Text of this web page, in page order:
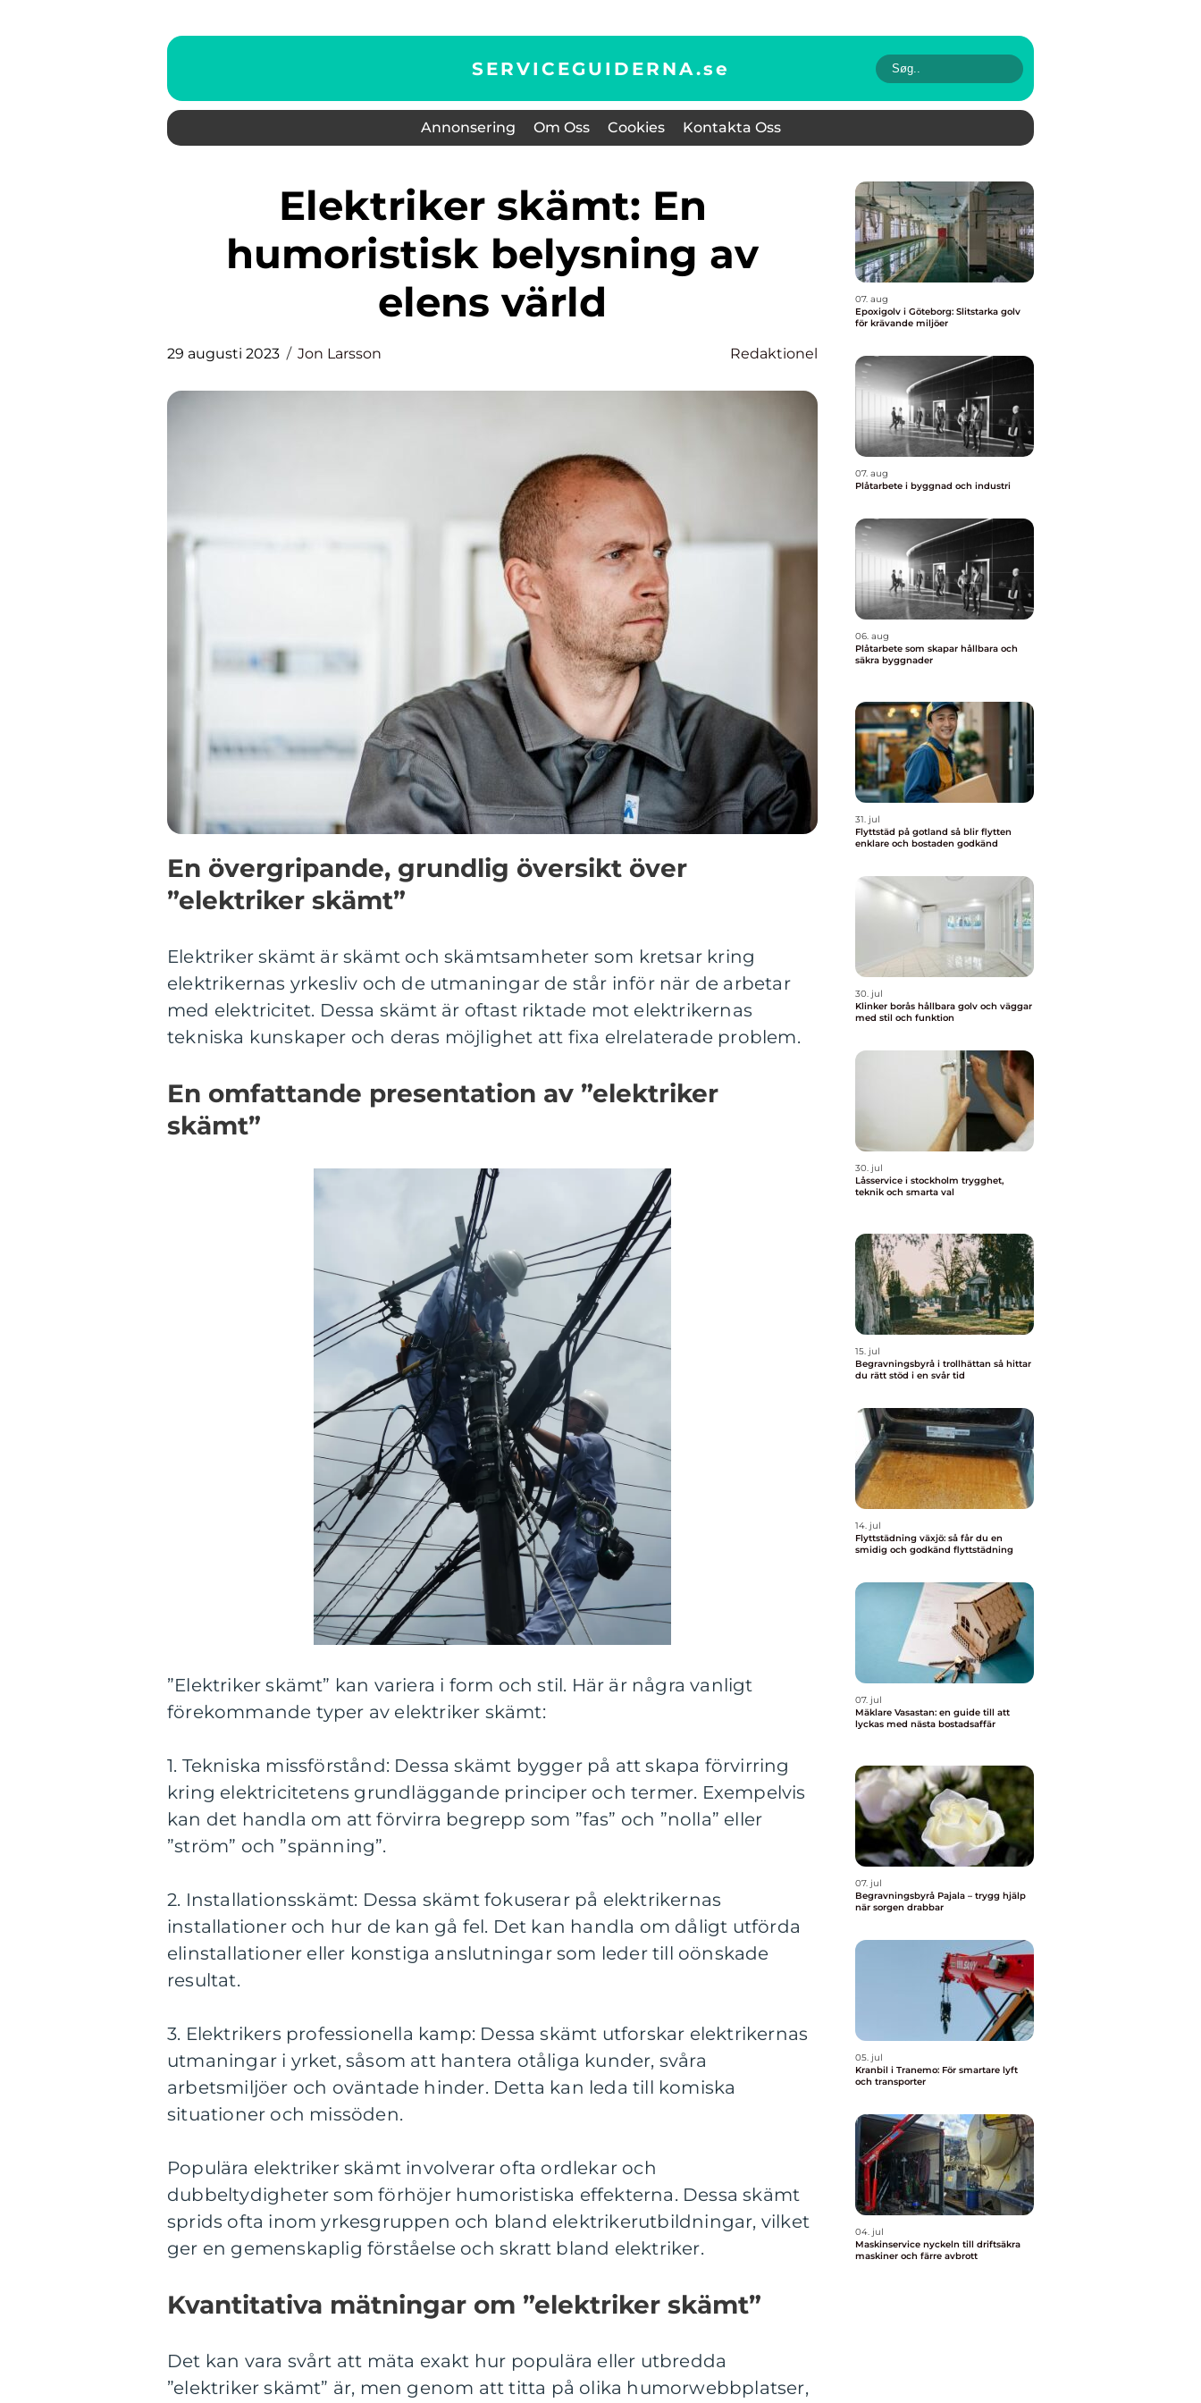
SERVICEGUIDERNA.se
Annonsering Om Oss Cookies Kontakta Oss
Elektriker skämt: En
humoristisk belysning av
elens värld
29 augusti 2023 Jon Larsson Redaktionel
En övergripande, grundlig översikt över
”elektriker skämt”
Elektriker skämt är skämt och skämtsamheter som kretsar kring
elektrikernas yrkesliv och de utmaningar de står inför när de arbetar
med elektricitet. Dessa skämt är oftast riktade mot elektrikernas
tekniska kunskaper och deras möjlighet att fixa elrelaterade problem.
En omfattande presentation av ”elektriker
skämt”
”Elektriker skämt” kan variera i form och stil. Här är några vanligt
förekommande typer av elektriker skämt:
1. Tekniska missförstånd: Dessa skämt bygger på att skapa förvirring
kring elektricitetens grundläggande principer och termer. Exempelvis
kan det handla om att förvirra begrepp som ”fas” och ”nolla” eller
”ström” och ”spänning”.
2. Installationsskämt: Dessa skämt fokuserar på elektrikernas
installationer och hur de kan gå fel. Det kan handla om dåligt utförda
elinstallationer eller konstiga anslutningar som leder till oönskade
resultat.
3. Elektrikers professionella kamp: Dessa skämt utforskar elektrikernas
utmaningar i yrket, såsom att hantera otåliga kunder, svåra
arbetsmiljöer och oväntade hinder. Detta kan leda till komiska
situationer och missöden.
Populära elektriker skämt involverar ofta ordlekar och
dubbeltydigheter som förhöjer humoristiska effekterna. Dessa skämt
sprids ofta inom yrkesgruppen och bland elektrikerutbildningar, vilket
ger en gemenskaplig förståelse och skratt bland elektriker.
Kvantitativa mätningar om ”elektriker skämt”
Det kan vara svårt att mäta exakt hur populära eller utbredda
”elektriker skämt” är, men genom att titta på olika humorwebbplatser,
07. aug
Epoxigolv i Göteborg: Slitstarka golv
för krävande miljöer
07. aug
Plåtarbete i byggnad och industri
06. aug
Plåtarbete som skapar hållbara och
säkra byggnader
31. jul
Flyttstäd på gotland så blir flytten
enklare och bostaden godkänd
30. jul
Klinker borås hållbara golv och väggar
med stil och funktion
30. jul
Låsservice i stockholm trygghet,
teknik och smarta val
15. jul
Begravningsbyrå i trollhättan så hittar
du rätt stöd i en svår tid
14. jul
Flyttstädning växjö: så får du en
smidig och godkänd flyttstädning
07. jul
Mäklare Vasastan: en guide till att
lyckas med nästa bostadsaffär
07. jul
Begravningsbyrå Pajala – trygg hjälp
när sorgen drabbar
05. jul
Kranbil i Tranemo: För smartare lyft
och transporter
04. jul
Maskinservice nyckeln till driftsäkra
maskiner och färre avbrott